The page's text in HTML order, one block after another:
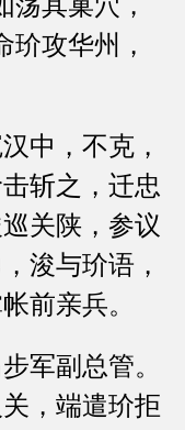
玠攻华州，
中，不克，
斩之，迁忠
关陕，参议
浚与玠语，
前亲兵。
副总管。
，端遣玠拒